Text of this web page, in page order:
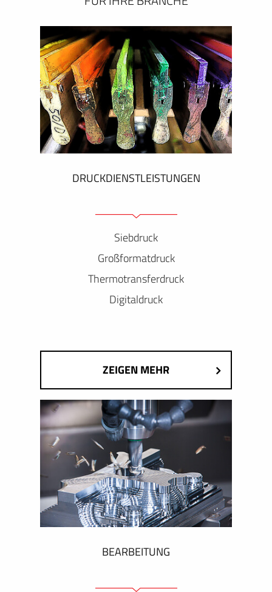
DRUCKDIENSTLEISTUNGEN
Siebdruck
Großformatdruck
Thermotransferdruck
Digitaldruck
ZEIGEN MEHR
BEARBEITUNG